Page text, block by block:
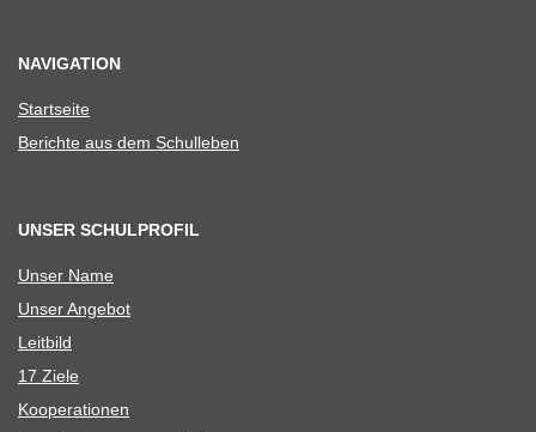
NAVIGATION
Start­seite
Berichte aus dem Schulleben
UNSER SCHULPROFIL
Unser Name
Unser Ange­bot
Leit­bild
17 Ziele
Koope­ra­tio­nen